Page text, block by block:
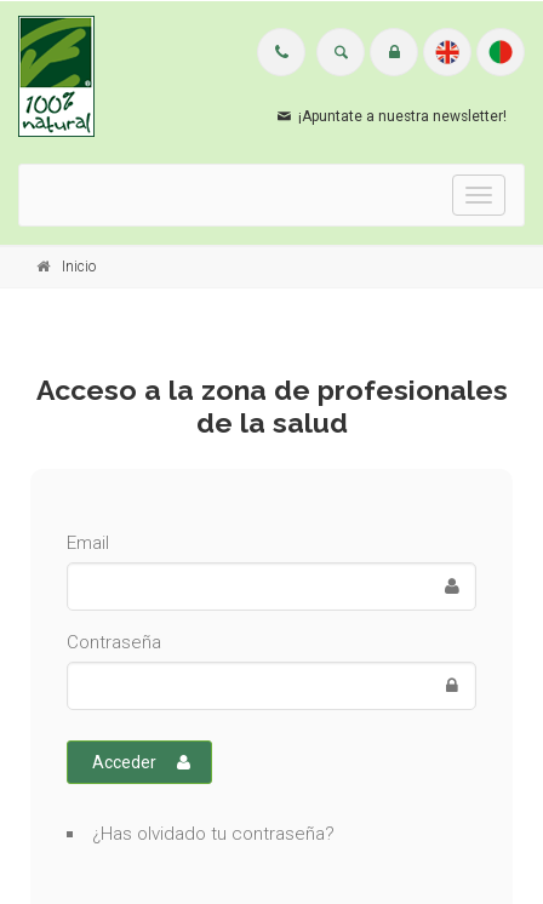
¡Apuntate a nuestra newsletter!
Menu
Inicio
Acceso a la zona de profesionales
de la salud
Email
Contraseña
Acceder
¿Has olvidado tu contraseña?